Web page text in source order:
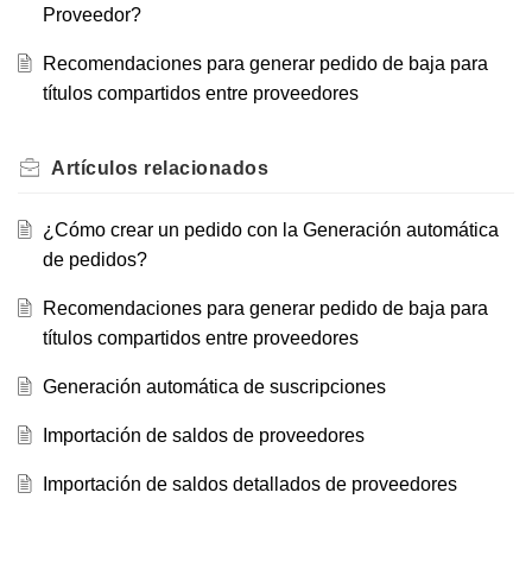
Proveedor?
Recomendaciones para generar pedido de baja para
títulos compartidos entre proveedores
Artículos relacionados
¿Cómo crear un pedido con la Generación automática
de pedidos?
Recomendaciones para generar pedido de baja para
títulos compartidos entre proveedores
Generación automática de suscripciones
Importación de saldos de proveedores
Importación de saldos detallados de proveedores